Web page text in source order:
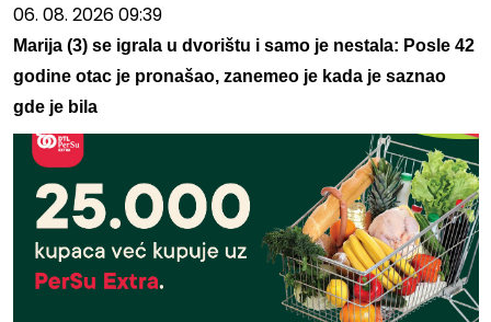
06. 08. 2026 09:39
Marija (3) se igrala u dvorištu i samo je nestala: Posle 42
godine otac je pronašao, zanemeo je kada je saznao
gde je bila